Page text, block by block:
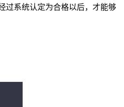
过系统认定为合格以后，才能够